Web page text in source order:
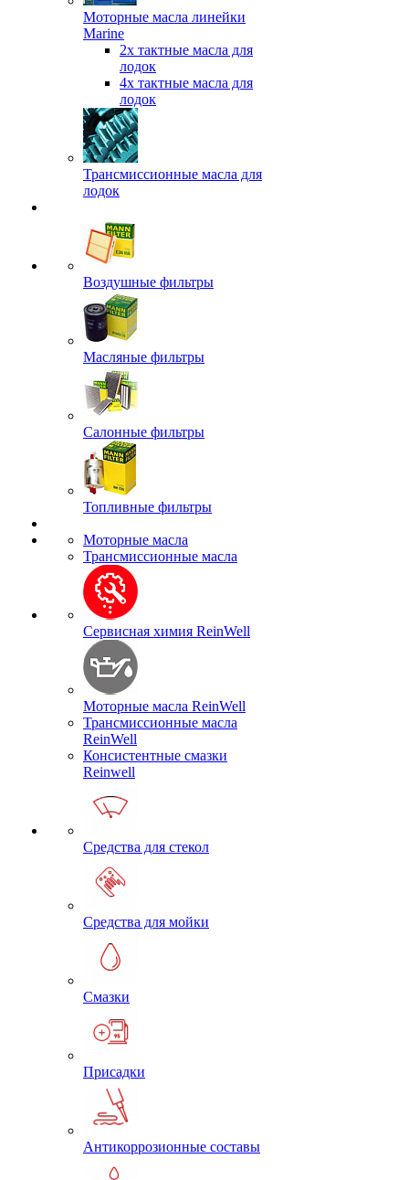
Моторные масла линейки
Marine
2х тактные масла для
лодок
4х тактные масла для
лодок
Трансмиссионные масла для
лодок
Воздушные фильтры
Масляные фильтры
Салонные фильтры
Топливные фильтры
Моторные масла
Трансмиссионные масла
Сервисная химия ReinWell
Моторные масла ReinWell
Трансмиссионные масла
ReinWell
Консистентные смазки
Reinwell
Средства для стекол
Средства для мойки
Смазки
Присадки
Антикоррозионные составы